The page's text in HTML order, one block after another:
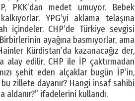
PKK’dan medet umuyor. Bebek
YPG’yi aklama telaşına
içindeler. CHP’de Türkiye sevgisi
ayağına basmıyorlar, ama
Kürdistan’da kazanacağız der,
alay edilir, CHP ile İP çaktırmadan
şehit eden alçaklar bugün İP’in,
bu zillete dayanır? Hangi insaf sahibi
ifadelerini kullandı.